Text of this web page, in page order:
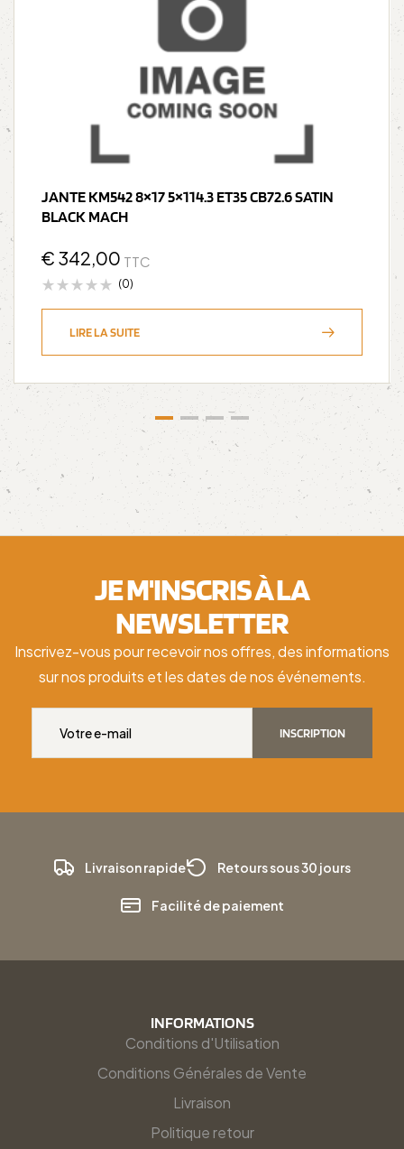
JANTE KM542 8×17 5×114.3 ET35 CB72.6 SATIN
BLACK MACH
€ 342,00 TTC
(0)
LIRE LA SUITE
JE M'INSCRIS À LA
NEWSLETTER
Inscrivez-vous pour recevoir nos offres, des informations
sur nos produits et les dates de nos événements.
INSCRIPTION
Livraison rapide Retours sous 30 jours
Facilité de paiement
INFORMATIONS
Conditions d'Utilisation
Conditions Générales de Vente
Livraison
Politique retour